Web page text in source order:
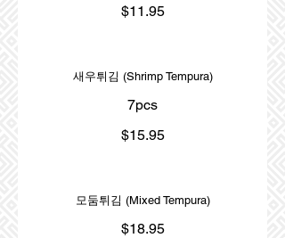
$11.95
새우튀김 (Shrimp Tempura)
7pcs
$15.95
모둠튀김 (Mixed Tempura)
$18.95